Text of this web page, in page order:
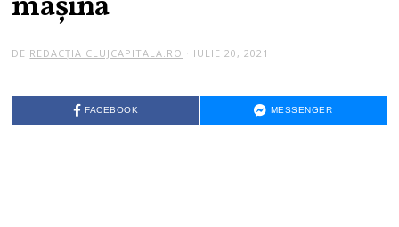
DE REDACȚIA CLUJCAPITALA.RO IULIE 20, 2021
FACEBOOK MESSENGER